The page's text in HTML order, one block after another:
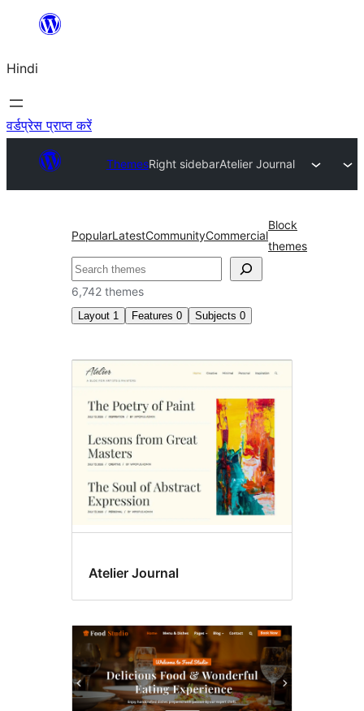
सामग्री
जाएं
Hindi
वर्डप्रेस प्राप्त करें
ThemesRight sidebarAtelier Journal
PopularLatestCommunityCommercial
Block
themes
खोजें
6,742 themes
Layout 1 Features 0 Subjects 0
Right
Atelier Journal